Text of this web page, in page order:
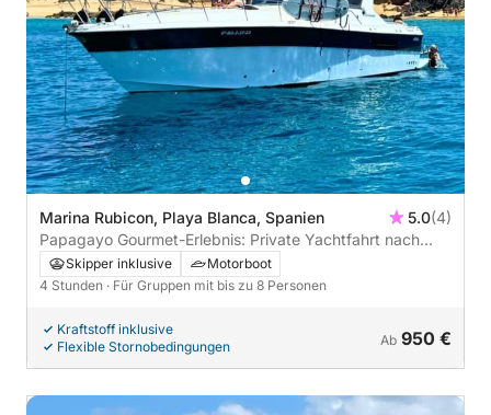
Marina Rubicon, Playa Blanca, Spanien 5.0(4)
Papagayo Gourmet-Erlebnis: Private Yachtfahrt nach
Papagayo mit Mittagessen an Bord
Skipper inklusive
Motorboot
4 Stunden · Für Gruppen mit bis zu 8 Personen
Kraftstoff inklusive
Flexible Stornobedingungen
Ab 950 €